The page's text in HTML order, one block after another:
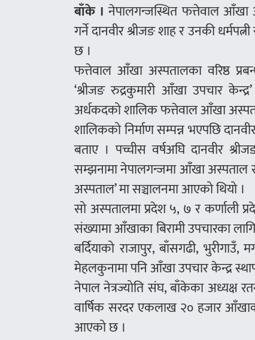
बाँके । नेपालगन्जस्थित फत्तेवाल आँखा
गर्ने दानवीर श्रीजङ शाह र उनकी
छ ।
फत्तेवाल आँखा अस्पतालका वरिष्ठ
‘श्रीजङ रुद्रकुमारी आँखा उपचार
अर्धकदको शालिक फत्तेवाल आँखा
शालिकको निर्माण सम्पन्न भएपछि
बताए । पच्चीस वर्षअघि दानवीर
सम्झनामा नेपालगन्जमा आँखा अस्पताल
अस्पताल’ मा सञ्चालनमा आएको थियो ।
सो अस्पतालमा प्रदेश ५, ७ र कर्णाली
संख्यामा आँखाका बिरामी उपचारका
बर्दियाको राजापुर, बाँसगढी,
मेहलकुनामा पनि आँखा उपचार केन्द्र
नेपाल नेत्रज्योति संघ, बाँकेका अध्यक्ष
वार्षिक सरदर एकलाख २० हजार
आएको छ ।